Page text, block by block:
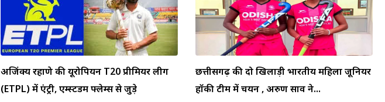
अजिंक्य रहाणे की यूरोपियन T20 प्रीमियर लीग
(ETPL) में एंट्री, एम्स्टर्डम फ्लेम्स से जुड़े
छत्तीसगढ़ की दो खिलाड़ी भारतीय महिला जूनियर
हॉकी टीम में चयन , अरुण साव ने...